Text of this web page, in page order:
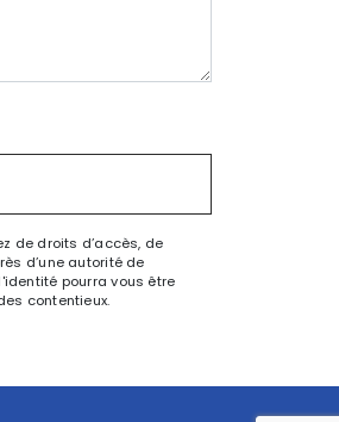
de droits d’accès, de
d’une autorité de
pourra vous être
contentieux.